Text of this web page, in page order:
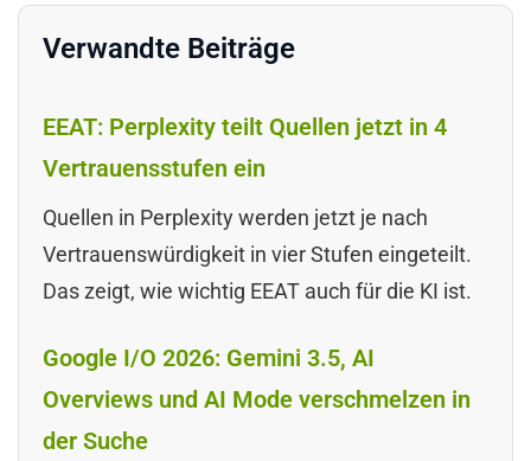
Verwandte Beiträge
EEAT: Perplexity teilt Quellen jetzt in 4
Vertrauensstufen ein
Quellen in Perplexity werden jetzt je nach
Vertrauenswürdigkeit in vier Stufen eingeteilt.
Das zeigt, wie wichtig EEAT auch für die KI ist.
Google I/O 2026: Gemini 3.5, AI
Overviews und AI Mode verschmelzen in
der Suche